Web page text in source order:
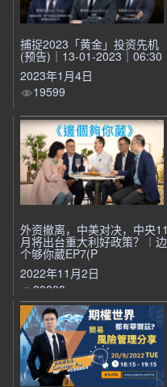
捕捉2023「黄金」投资先机
(预告)｜13-01-2023｜06:30
2023年1月4日
19599
外资撤离，中美对决，中央11
月将出台重大利好政策？︱边
个够你葳EP7(P
2022年11月2日
20800